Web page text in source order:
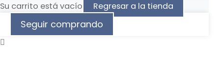
Su carrito está vacío Regresar a la tienda
Seguir comprando